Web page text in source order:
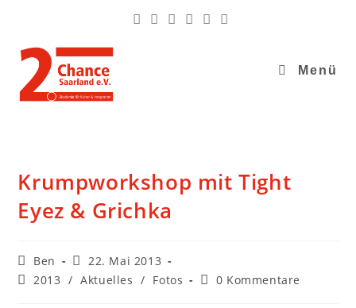
Menü
Krumpworkshop mit Tight
Eyez & Grichka
Ben
22. Mai 2013
2013 / Aktuelles / Fotos 0 Kommentare